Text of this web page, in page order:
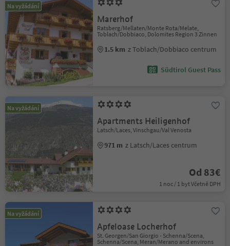
Na vyžádání
Marerhof
Ratsberg/Mellaten/Monte Rota/Melate,
Toblach/Dobbiaco, Dolomites Region 3 Zinnen
1.5 km z Toblach/Dobbiaco centrum
Südtirol Guest Pass
Na vyžádání
Apartments Heiligenhof
Latsch/Laces, Vinschgau/Val Venosta
971 m z Latsch/Laces centrum
Od 83€
1 noc / 1 byt Včetně DPH
Na vyžádání
Apfeloase Locherhof
St. Georgen/San Giorgio - Schenna/Scena,
Schenna/Scena, Meran/Merano and environs